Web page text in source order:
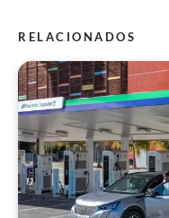
RELACIONADOS